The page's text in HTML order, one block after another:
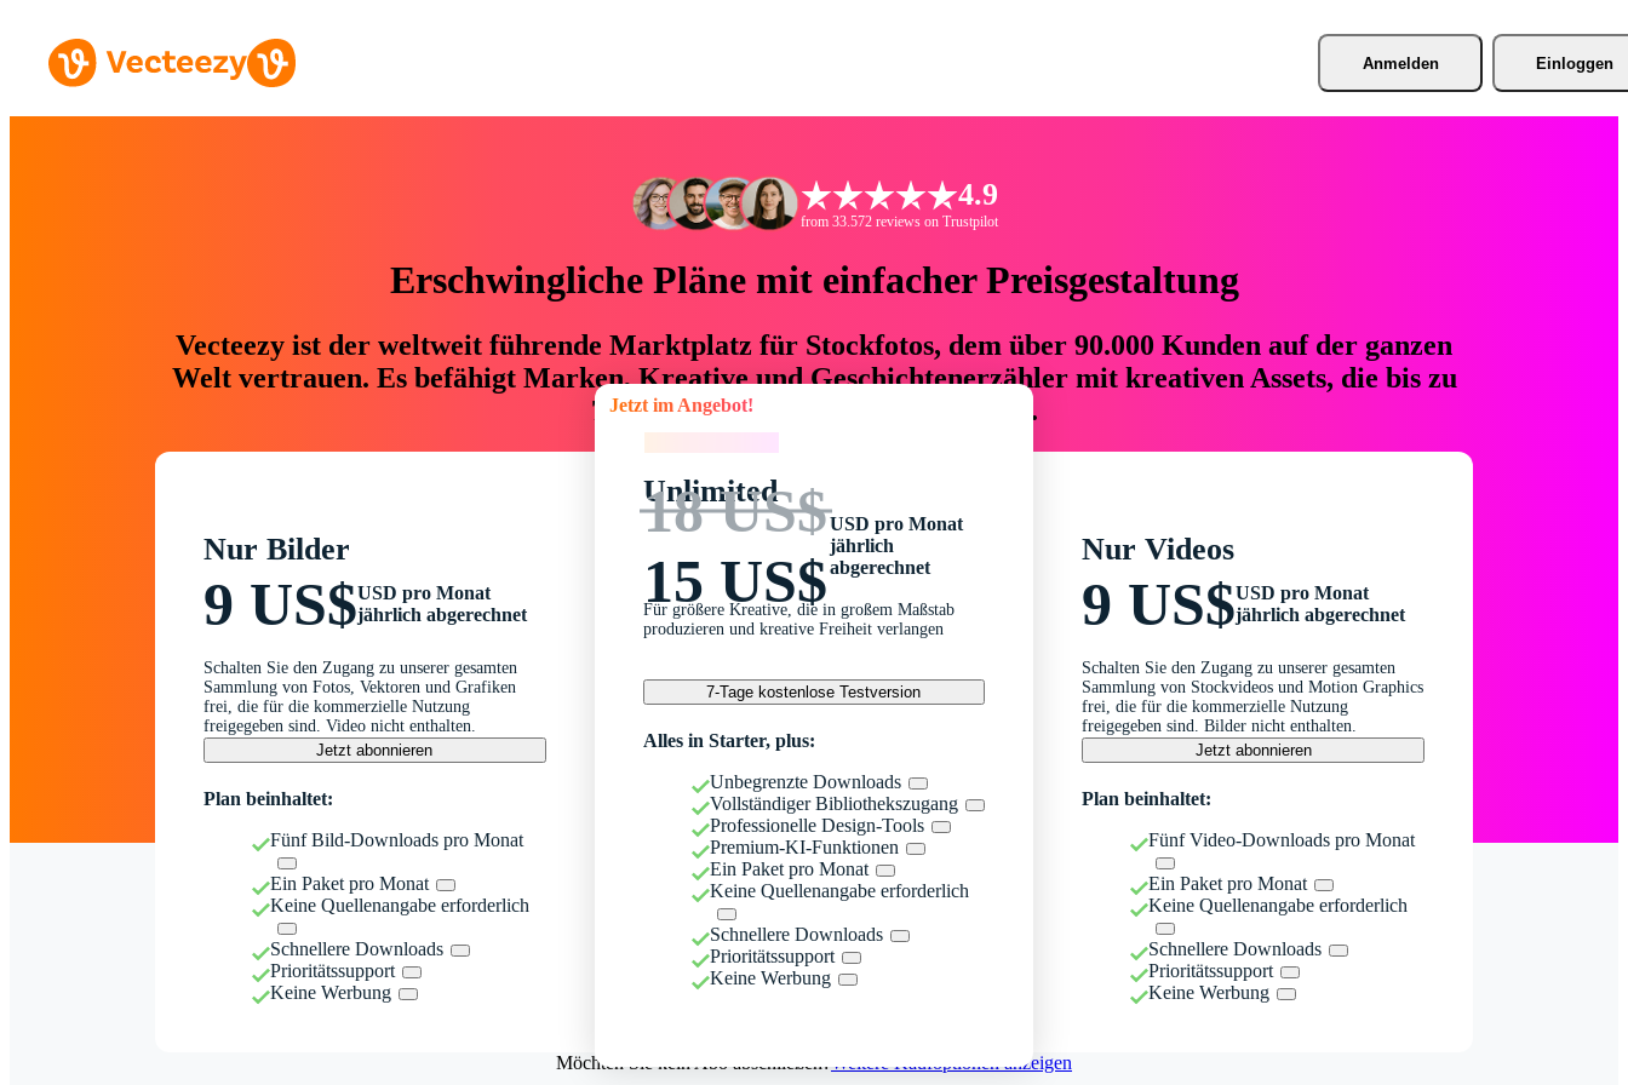
Anmelden Einloggen
4.9
from 33.572 reviews on Trustpilot
Erschwingliche Pläne mit einfacher Preisgestaltung
Vecteezy ist der weltweit führende Marktplatz für Stockfotos, dem über 90.000 Kunden auf der ganzen
Welt vertrauen. Es befähigt Marken, Kreative und Geschichtenerzähler mit kreativen Assets, die bis zu
76 % an Zeit und Budget einsparen.
Nur Bilder
9 US$USD pro Monat
jährlich abgerechnet
Schalten Sie den Zugang zu unserer gesamten
Sammlung von Fotos, Vektoren und Grafiken
frei, die für die kommerzielle Nutzung
freigegeben sind. Video nicht enthalten.
Jetzt abonnieren
Plan beinhaltet:
Fünf Bild-Downloads pro Monat
Ein Paket pro Monat
Keine Quellenangabe erforderlich
Schnellere Downloads
Prioritätssupport
Keine Werbung
Jetzt im Angebot!
Unlimited
18 US$
15 US$
USD pro Monat
jährlich
abgerechnet
Für größere Kreative, die in großem Maßstab
produzieren und kreative Freiheit verlangen
7-Tage kostenlose Testversion
Alles in Starter, plus:
Unbegrenzte Downloads
Vollständiger Bibliothekszugang
Professionelle Design-Tools
Premium-KI-Funktionen
Ein Paket pro Monat
Keine Quellenangabe erforderlich
Schnellere Downloads
Prioritätssupport
Keine Werbung
Nur Videos
9 US$USD pro Monat
jährlich abgerechnet
Schalten Sie den Zugang zu unserer gesamten
Sammlung von Stockvideos und Motion Graphics
frei, die für die kommerzielle Nutzung
freigegeben sind. Bilder nicht enthalten.
Jetzt abonnieren
Plan beinhaltet:
Fünf Video-Downloads pro Monat
Ein Paket pro Monat
Keine Quellenangabe erforderlich
Schnellere Downloads
Prioritätssupport
Keine Werbung
Möchten Sie kein Abo abschließen?Weitere Kaufoptionen anzeigen